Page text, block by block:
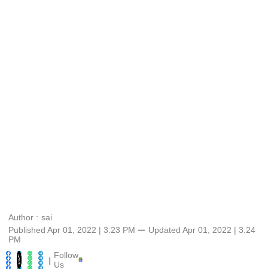
Author : sai
Published Apr 01, 2022 | 3:23 PM ⚊ Updated Apr 01, 2022 | 3:24
PM
| Follow
Us